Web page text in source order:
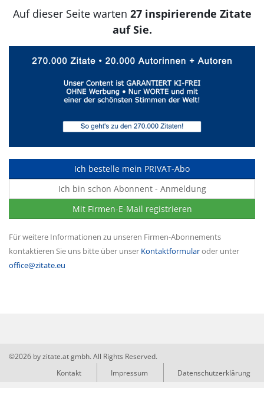
Auf dieser Seite warten 27 inspirierende Zitate
auf Sie.
Ich bestelle mein PRIVAT-Abo
Ich bin schon Abonnent - Anmeldung
Mit Firmen-E-Mail registrieren
Für weitere Informationen zu unseren Firmen-Abonnements
kontaktieren Sie uns bitte über unser Kontaktformularoder unter
office@zitate.eu
©2026 by zitate.at gmbh. All Rights Reserved.
Kontakt
Impressum Datenschutzerklärung